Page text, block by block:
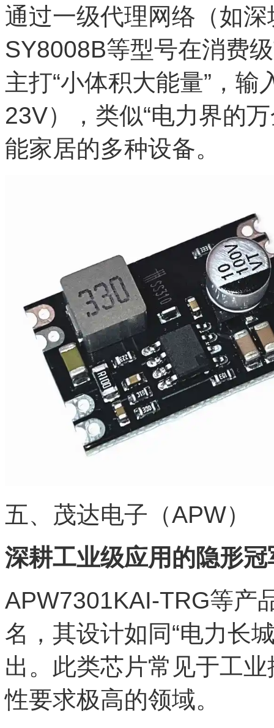
通过一级代理网络（如
SY8008B等型号在消费
主打“小体积大能量”，
23V），类似“电力界的
能家居的多种设备。
五、茂达电子（APW）
深耕工业级应用的隐形冠
APW7301KAI-TRG等产
名，其设计如同“电力长
出。此类芯片常见于工
性要求极高的领域。